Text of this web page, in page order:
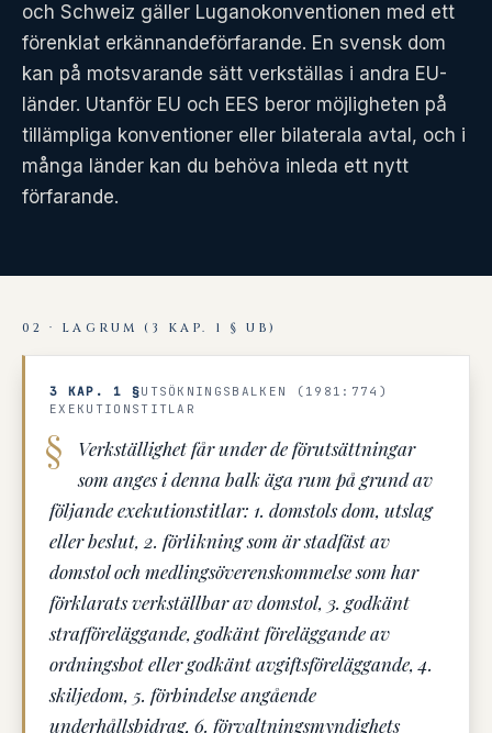
och Schweiz gäller Luganokonventionen med ett
förenklat erkännandeförfarande. En svensk dom
kan på motsvarande sätt verkställas i andra EU-
länder. Utanför EU och EES beror möjligheten på
tillämpliga konventioner eller bilaterala avtal, och i
många länder kan du behöva inleda ett nytt
förfarande.
02 · LAGRUM (3 KAP. 1 § UB)
3 KAP. 1 §UTSÖKNINGSBALKEN (1981:774)
EXEKUTIONSTITLAR
Verkställighet får under de förutsättningar
som anges i denna balk äga rum på grund av
följande exekutionstitlar: 1. domstols dom, utslag
eller beslut, 2. förlikning som är stadfäst av
domstol och medlingsöverenskommelse som har
förklarats verkställbar av domstol, 3. godkänt
strafföreläggande, godkänt föreläggande av
ordningsbot eller godkänt avgiftsföreläggande, 4.
skiljedom, 5. förbindelse angående
underhållsbidrag, 6. förvaltningsmyndighets